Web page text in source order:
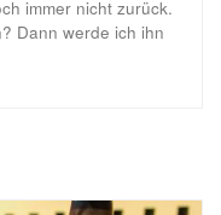
immer nicht zurück.
Dann werde ich ihn